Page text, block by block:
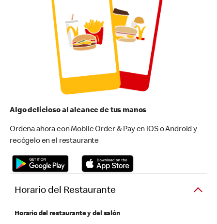
Algo delicioso al alcance de tus manos
Ordena ahora con Mobile Order & Pay en iOS o Android y
recógelo en el restaurante
Horario del Restaurante
Horario del restaurante y del salón